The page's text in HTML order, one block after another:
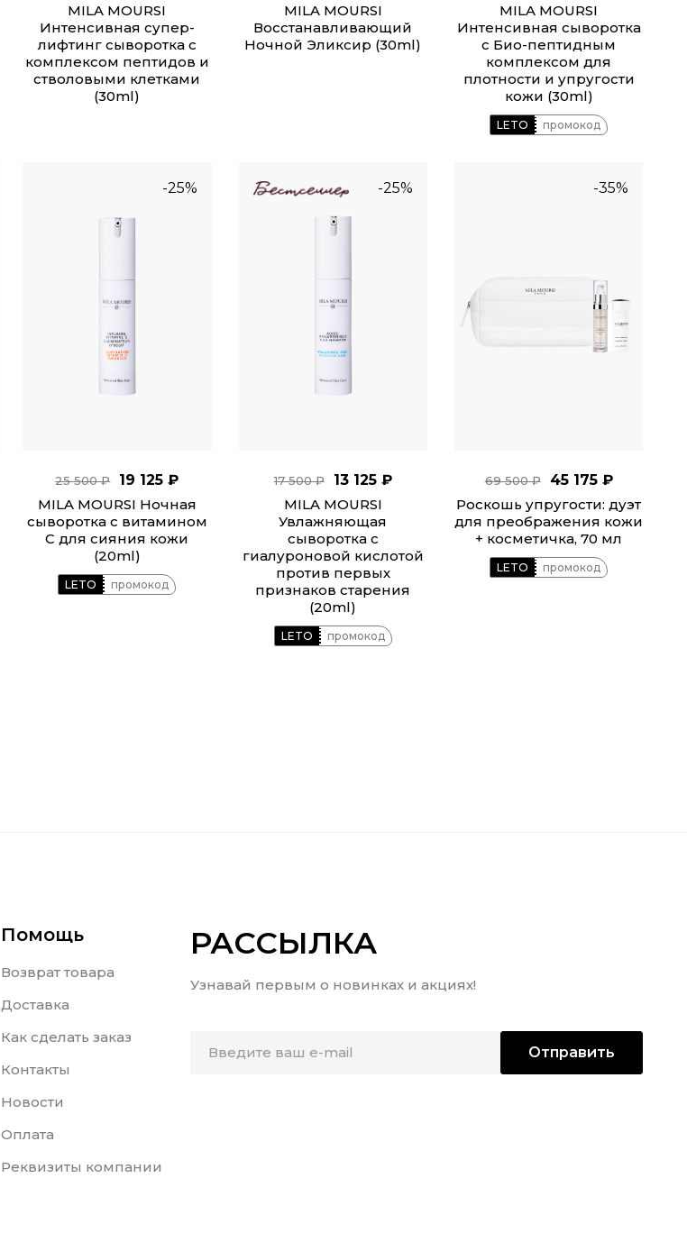
MILA MOURSI
Интенсивная супер-
лифтинг сыворотка с
комплексом пептидов и
стволовыми клетками
(30ml)
MILA MOURSI
Восстанавливающий
Ночной Эликсир (30ml)
MILA MOURSI
Интенсивная сыворотка
с Био-пептидным
комплексом для
плотности и упругости
кожи (30ml)
LETO промокод
-25%
25 500 ₽
19 125 ₽
MILA MOURSI Ночная
сыворотка с витамином
С для сияния кожи
(20ml)
LETO промокод
-25%
17 500 ₽
13 125 ₽
MILA MOURSI
Увлажняющая
сыворотка с
гиалуроновой кислотой
против первых
признаков старения
(20ml)
LETO промокод
-35%
69 500 ₽
45 175 ₽
Роскошь упругости: дуэт
для преображения кожи
+ косметичка, 70 мл
LETO промокод
Помощь
Возврат товара
Доставка
Как сделать заказ
Контакты
Новости
Оплата
Реквизиты компании
РАССЫЛКА
Узнавай первым о новинках и акциях!
Отправить